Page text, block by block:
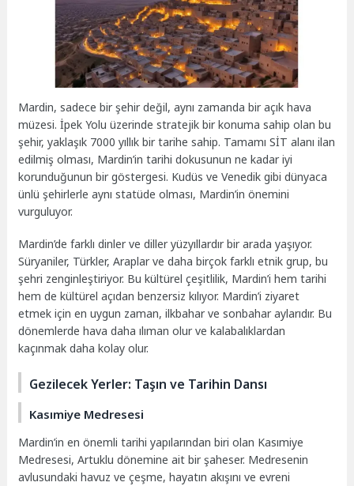
Mardin, sadece bir şehir değil, aynı zamanda bir açık hava
müzesi. İpek Yolu üzerinde stratejik bir konuma sahip olan bu
şehir, yaklaşık 7000 yıllık bir tarihe sahip. Tamamı SİT alanı ilan
edilmiş olması, Mardin’in tarihi dokusunun ne kadar iyi
korunduğunun bir göstergesi. Kudüs ve Venedik gibi dünyaca
ünlü şehirlerle aynı statüde olması, Mardin’in önemini
vurguluyor.
Mardin’de farklı dinler ve diller yüzyıllardır bir arada yaşıyor.
Süryaniler, Türkler, Araplar ve daha birçok farklı etnik grup, bu
şehri zenginleştiriyor. Bu kültürel çeşitlilik, Mardin’i hem tarihi
hem de kültürel açıdan benzersiz kılıyor. Mardin’i ziyaret
etmek için en uygun zaman, ilkbahar ve sonbahar aylarıdır. Bu
dönemlerde hava daha ılıman olur ve kalabalıklardan
kaçınmak daha kolay olur.
Gezilecek Yerler: Taşın ve Tarihin Dansı
Kasımiye Medresesi
Mardin’in en önemli tarihi yapılarından biri olan Kasımiye
Medresesi, Artuklu dönemine ait bir şaheser. Medresenin
avlusundaki havuz ve çeşme, hayatın akışını ve evreni